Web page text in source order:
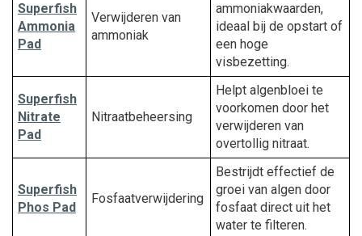
Superfish
Ammonia
Pad
Verwijderen van
ammoniak
ammoniakwaarden,
ideaal bij de opstart of
een hoge
visbezetting.
Superfish
Nitrate
Pad
Nitraatbeheersing
Helpt algenbloei te
voorkomen door het
verwijderen van
overtollig nitraat.
Superfish
Phos Pad
Fosfaatverwijdering
Bestrijdt effectief de
groei van algen door
fosfaat direct uit het
water te filteren.